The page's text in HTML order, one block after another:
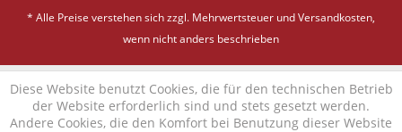
* Alle Preise verstehen sich zzgl. Mehrwertsteuer undVersandkosten,
wenn nicht anders beschrieben
Diese Website benutzt Cookies, die für den technischen Betrieb
der Website erforderlich sind und stets gesetzt werden.
Andere Cookies, die den Komfort bei Benutzung dieser Website